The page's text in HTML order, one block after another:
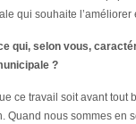
qui souhaite l’améliorer
qui, selon vous,
?
ce travail soit avant tout
Quand nous sommes en